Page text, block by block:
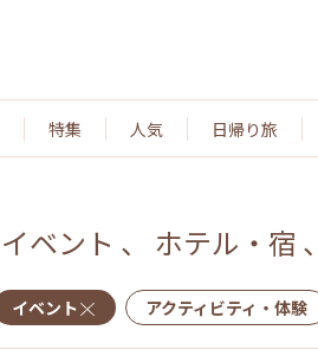
特集 人気 日帰り旅
イベント 、 ホテル・宿 、
イベント アクティビティ・体験